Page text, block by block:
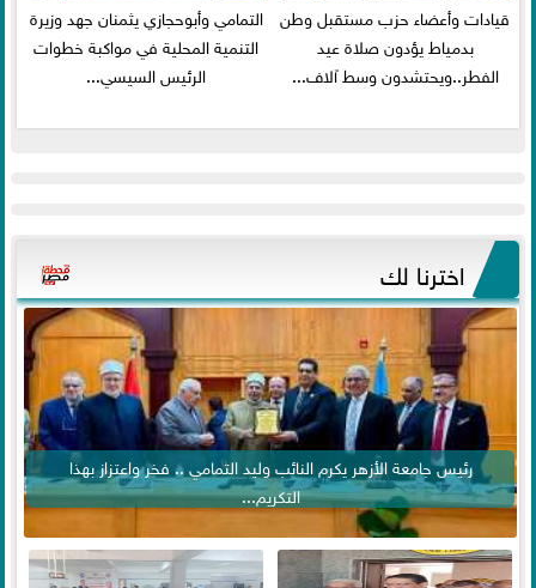
قيادات وأعضاء حزب مستقبل وطن
بدمياط يؤدون صلاة عيد
الفطر..ويحتشدون وسط آلاف...
التمامي وأبوحجازي يثمنان جهد وزيرة
التنمية المحلية في مواكبة خطوات
الرئيس السيسي...
اخترنا لك
رئيس جامعة الأزهر يكرم النائب وليد التمامي .. فخر واعتزاز بهذا
التكريم...